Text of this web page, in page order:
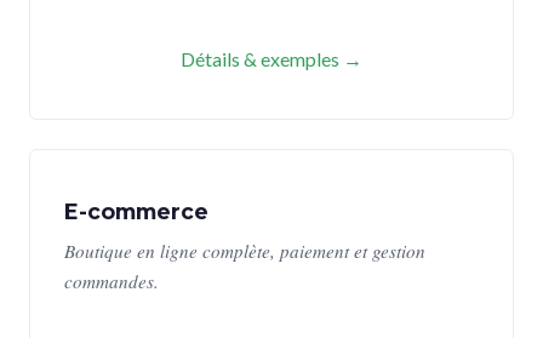
Détails & exemples →
E-commerce
Boutique en ligne complète, paiement et gestion
commandes.